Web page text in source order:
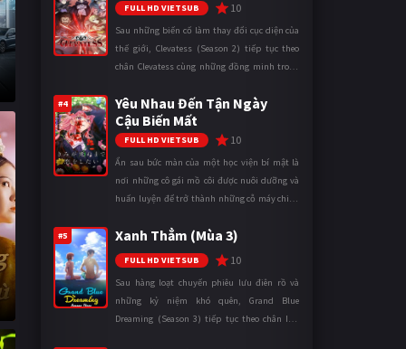
FULL HD VIETSUB 10
Sau những biến cố làm thay đổi cục diện của
thế giới, Clevatess (Season 2) tiếp tục theo
chân Clevatess cùng những đồng minh trong
loại đến bờ vực diệ ...
#4
Yêu Nhau Đến Tận Ngày
Cậu Biến Mất
FULL HD VIETSUB 10
Ẩn sau bức màn của một học viện bí mật là
nơi những cô gái mồ côi được nuôi dưỡng và
huấn luyện để trở thành những cỗ máy chiến
được xem là điều hiển nh ...
#5 Xanh Thẳm (Mùa 3)
FULL HD VIETSUB 10
Sau hàng loạt chuyến phiêu lưu điên rồ và
những kỷ niệm khó quên, Grand Blue
Dreaming (Season 3) tiếp tục theo chân Iori